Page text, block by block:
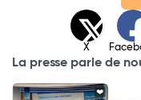
X
La presse parle de